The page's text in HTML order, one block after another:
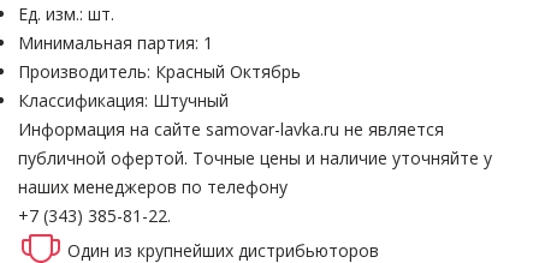
Ед. изм.: шт.
Минимальная партия: 1
Производитель: Красный Октябрь
Классификация: Штучный
Информация на сайте samovar-lavka.ru не является
публичной офертой. Точные цены и наличие уточняйте у
наших менеджеров по телефону
+7 (343) 385-81-22.
Один из крупнейших дистрибьюторов